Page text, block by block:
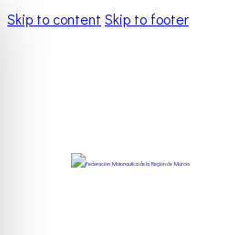
Skip to content Skip to footer